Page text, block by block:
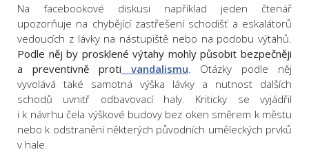
Na facebookové diskusi například jeden čtenář
upozorňuje na chybějící zastřešení schodišť a eskalátorů
vedoucích z lávky na nástupiště nebo na podobu výtahů.
Podle něj by prosklené výtahy mohly působit bezpečněji
a preventivně proti vandalismu . Otázky podle něj
vyvolává také samotná výška lávky a nutnost dalších
schodů uvnitř odbavovací haly. Kriticky se vyjádřil
i k návrhu čela výškové budovy bez oken směrem k městu
nebo k odstranění některých původních uměleckých prvků
v hale.